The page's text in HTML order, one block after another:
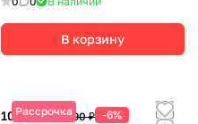
В корзину
Рассрочка
10 235 ₽10 890 ₽ -6%